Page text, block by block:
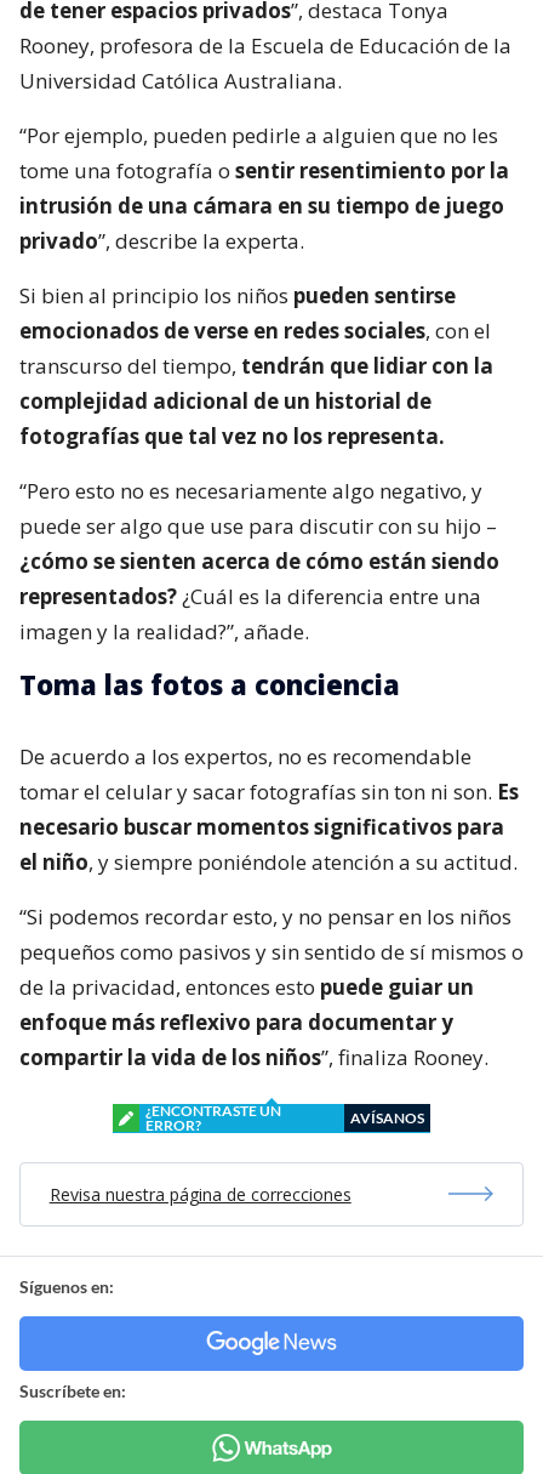
de tener espacios privados”, destaca Tonya
Rooney, profesora de la Escuela de Educación de la
Universidad Católica Australiana.
“Por ejemplo, pueden pedirle a alguien que no les
tome una fotografía o sentir resentimiento por la
intrusión de una cámara en su tiempo de juego
privado”, describe la experta.
Si bien al principio los niños pueden sentirse
emocionados de verse en redes sociales, con el
transcurso del tiempo, tendrán que lidiar con la
complejidad adicional de un historial de
fotografías que tal vez no los representa.
“Pero esto no es necesariamente algo negativo, y
puede ser algo que use para discutir con su hijo –
¿cómo se sienten acerca de cómo están siendo
representados?¿Cuál es la diferencia entre una
imagen y la realidad?”, añade.
Toma las fotos a conciencia
De acuerdo a los expertos, no es recomendable
tomar el celular y sacar fotografías sin ton ni son. Es
necesario buscar momentos significativos para
el niño, y siempre poniéndole atención a su actitud.
“Si podemos recordar esto, y no pensar en los niños
pequeños como pasivos y sin sentido de sí mismos o
de la privacidad, entonces esto puede guiar un
enfoque más reflexivo para documentar y
compartir la vida de los niños”, finaliza Rooney.
¿ENCONTRASTE UN
ERROR?
AVÍSANOS
Revisa nuestra página de correcciones
Síguenos en:
Suscríbete en: